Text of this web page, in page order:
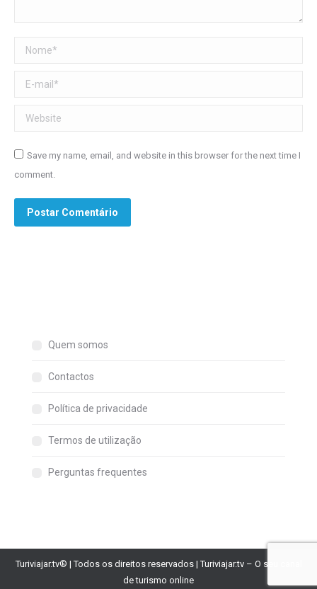
Nome *
E-mail *
Website
Save my name, email, and website in this browser for the next time I
comment.
Postar Comentário
Quem somos
Contactos
Política de privacidade
Termos de utilização
Perguntas frequentes
Turiviajar.tv® | Todos os direitos reservados | Turiviajar.tv – O seu canal
de turismo online